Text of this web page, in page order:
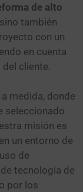
de alto
también
con un
en cuenta
cliente.
medida, donde
seleccionado
misión es
un entorno de
de
tecnología de
por los